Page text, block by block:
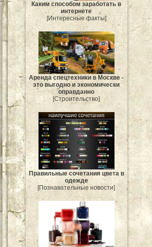
Каким способом заработать в
интернете
[Интересные факты]
Аренда спецтехники в Москве -
это выгодно и экономически
оправданно
[Строительство]
Правильные сочетания цвета в
одежде
[Познавательные новости]